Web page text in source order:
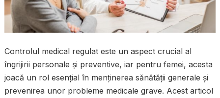
Controlul medical regulat este un aspect crucial al
îngrijirii personale și preventive, iar pentru femei, acesta
joacă un rol esențial în menținerea sănătății generale și
prevenirea unor probleme medicale grave. Acest articol